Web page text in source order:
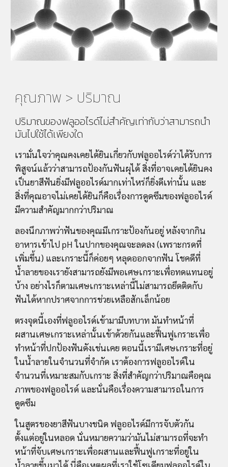
คุณภาพ > ปริมาณ
ปริมาณของฟลูออไรด์ไม่สำคัญเท่ากับว่าสามารถนำ
มันไปใช้ได้เพียงใด
เรามั่นใจว่าคุณคงเคยได้ยินเกี่ยวกับฟลูออไรด์ว่าได้รับการ
พิสูจน์แล้วว่าสามารถป้องกันฟันผุได้ สิ่งที่อาจเคยได้ยินคง
เป็นยาสีฟันยิ่งมีฟลูออไรด์มากเท่าไหร่ก็ยิ่งดีเท่านั้น และ
สิ่งที่คุณอาจไม่เคยได้ยินก็คือเรื่องการดูดซึมของฟลูออไรด์
มีความสำคัญมากกว่าปริมาณ
ลองนึกภาพว่าฟันของคุณมีเกราะป้องกันอยู่ หลังจากกิน
อาหารเข้าไป pH ในปากของคุณจะลดลง (เพราะกรดที่
เพิ่มขึ้น) และเกราะนี้ก็ค่อยๆ หลุดออกจากฟัน โชคดีที่
น้ำลายของเรายังสามารถยังมีพอเศษเกราะเพื่อทดแทนอยู่
บ้าง อย่างไรก็ตามเศษเกราะเหล่านี้ไม่สามารถยึดติดกับ
ฟันได้หากปราศจากการช่วยเหลือสักเล็กน้อย
ตรงจุดนี้เองที่ฟลูออไรด์เข้ามามีบทบาท มันทำหน้าที่
ผสานเศษเกราะเหล่านั้นเข้าด้วยกันและฟื้นฟูเกราะเพื่อ
ทำหน้าที่ปกป้องฟันดังเช่นเคย ตอนนี้เรามีเศษเกราะที่อยู่
ในน้ำลายในจำนวนที่จำกัด เราต้องการฟลูออไรด์ใน
จำนวนที่เหมาะสมกับเกราะ สิ่งที่สำคัญกว่าปริมาณคือคุณ
ภาพของฟลูออไรด์ และนั่นคือเรื่องความสามารถในการ
ดูดซึม
ในสูตรของยาสีฟันบางชนิด ฟลูออไรด์มีการจับตัวกัน
ตั้งแต่อยู่ในหลอด นั่นหมายความว่ามันไม่สามารถที่จะทำ
หน้าที่จับเศษเกราะเพื่อผสานและฟื้นฟูเกราะที่อยู่ใน